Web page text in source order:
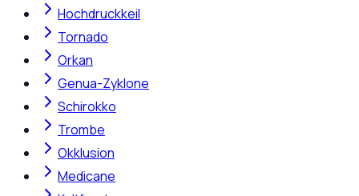
Hochdruckkeil
Tornado
Orkan
Genua-Zyklone
Schirokko
Trombe
Okklusion
Medicane